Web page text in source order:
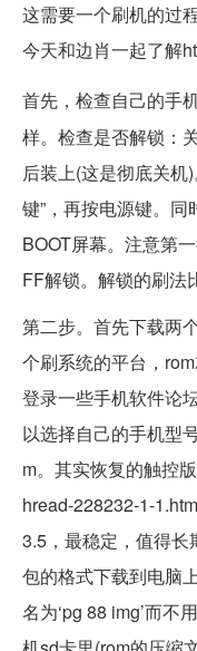
这需要一个刷机的过
今天和边肖一起了解
首先，检查自己的手
样。检查是否解锁：
后装上(这是彻底关机
键”，再按电源键。
BOOT屏幕。注意第
FF解锁。解锁的刷法
第二步。首先下载两
个刷系统的平台，
登录一些手机软件论
以选择自己的手机型
m。其实恢复的触控
hread-228232-1-
3.5，最稳定，值得
包的格式下载到电脑
名为‘pg 88 img’而不